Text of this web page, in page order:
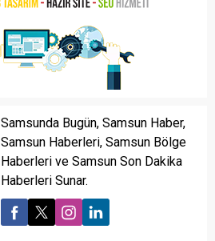
Samsunda Bugün, Samsun Haber,
Samsun Haberleri, Samsun Bölge
Haberleri ve Samsun Son Dakika
Haberleri Sunar.